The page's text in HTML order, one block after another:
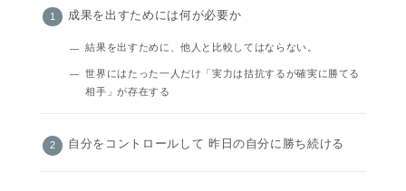
成果を出すためには何が必要か
結果を出すために、他人と比較してはならない。
世界にはたった一人だけ「実力は拮抗するが確実に勝てる
相手」が存在する
自分をコントロールして 昨日の自分に勝ち続ける